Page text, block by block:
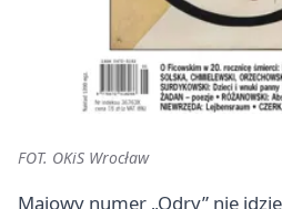
FOT. OKiS Wrocław
Majowy numer „Odry” nie